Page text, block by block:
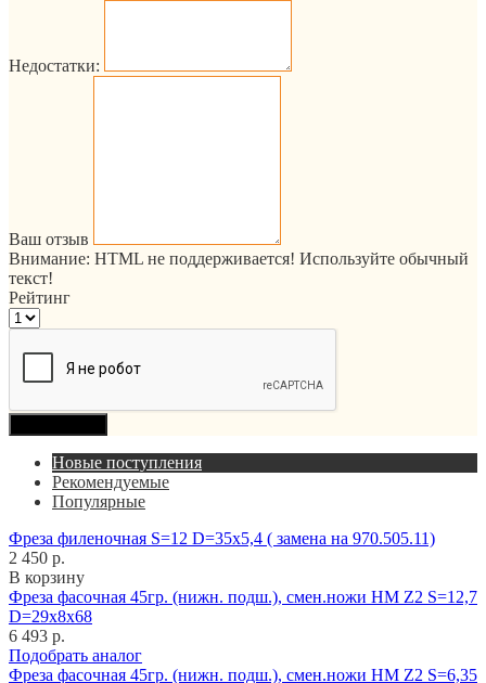
Недостатки:
Ваш отзыв
Внимание: HTML не поддерживается! Используйте обычный
текст!
Рейтинг
Новые поступления
Рекомендуемые
Популярные
Фреза филеночная S=12 D=35x5,4 ( замена на 970.505.11)
2 450 р.
В корзину
Фреза фасочная 45гр. (нижн. подш.), смен.ножи HM Z2 S=12,7
D=29x8x68
6 493 р.
Подобрать аналог
Фреза фасочная 45гр. (нижн. подш.), смен.ножи HM Z2 S=6,35